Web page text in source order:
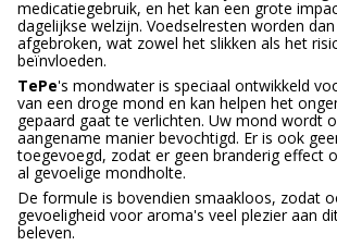
medicatiegebruik, en het kan een grote
dagelijkse welzijn. Voedselresten worden
afgebroken, wat zowel het slikken als het
beïnvloeden.
TePe's mondwater is speciaal ontwikkeld
van een droge mond en kan helpen het
gepaard gaat te verlichten. Uw mond wordt
aangename manier bevochtigd. Er is ook
toegevoegd, zodat er geen branderig effect
al gevoelige mondholte.
De formule is bovendien smaakloos, zodat
gevoeligheid voor aroma's veel plezier aan
beleven.